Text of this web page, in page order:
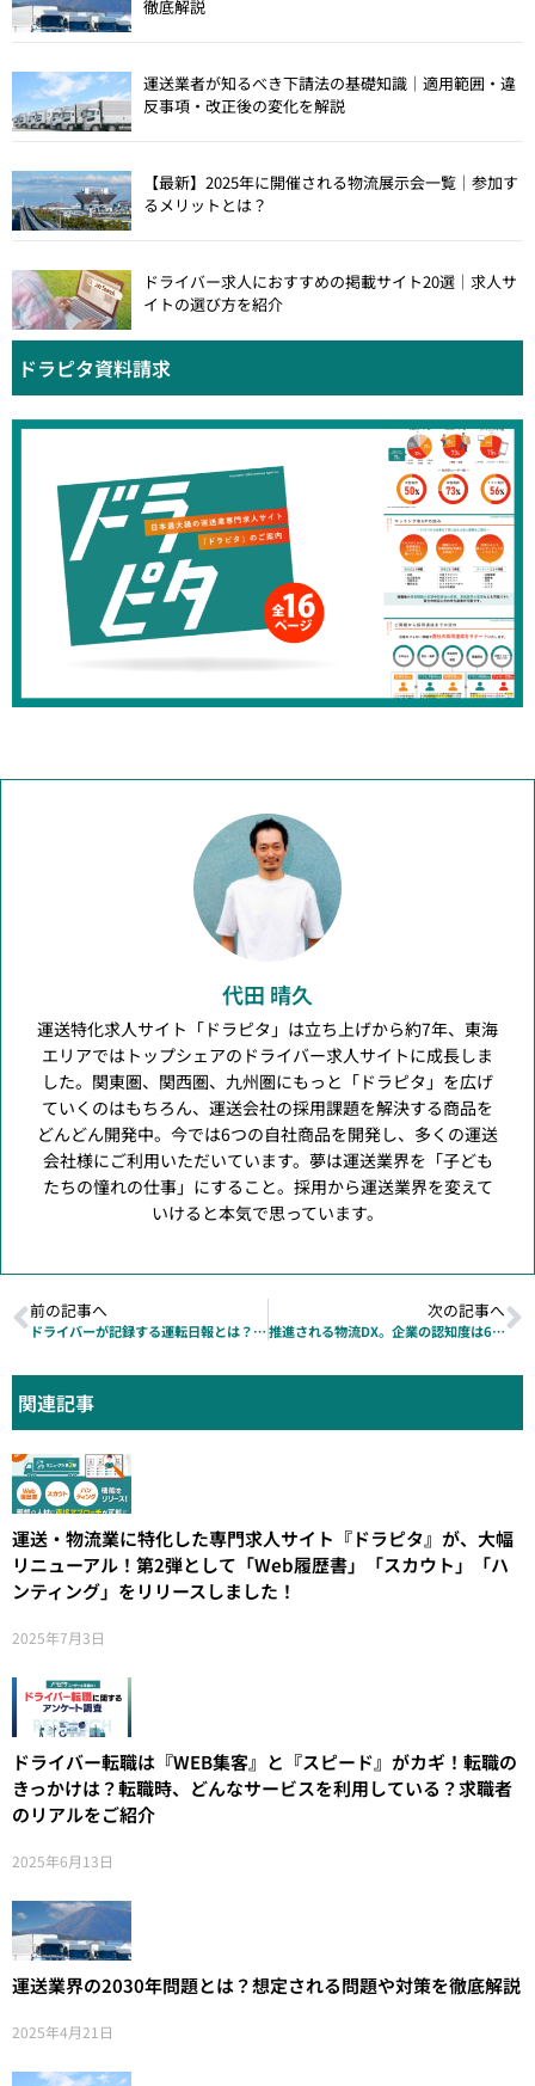
徹底解説
運送業者が知るべき下請法の基礎知識｜適用範囲・違
反事項・改正後の変化を解説
【最新】2025年に開催される物流展示会一覧｜参加す
るメリットとは？
ドライバー求人におすすめの掲載サイト20選｜求人サ
イトの選び方を紹介
ドラピタ資料請求
代田 晴久
運送特化求人サイト「ドラピタ」は立ち上げから約7年、東海
エリアではトップシェアのドライバー求人サイトに成長しま
した。関東圏、関西圏、九州圏にもっと「ドラピタ」を広げ
ていくのはもちろん、運送会社の採用課題を解決する商品を
どんどん開発中。今では6つの自社商品を開発し、多くの運送
会社様にご利用いただいています。夢は運送業界を「子ども
たちの憧れの仕事」にすること。採用から運送業界を変えて
いけると本気で思っています。
前の記事へ
ドライバーが記録する運転日報とは？｜法律上の義務や書き方について解説
次の記事へ
推進される物流DX。企業の認知度は6割弱…！？運送業界のDXに関する意識調査結果
関連記事
運送・物流業に特化した専門求人サイト『ドラピタ』が、大幅
リニューアル！第2弾として「Web履歴書」「スカウト」「ハ
ンティング」をリリースしました！
2025年7月3日
ドライバー転職は『WEB集客』と『スピード』がカギ！転職の
きっかけは？転職時、どんなサービスを利用している？求職者
のリアルをご紹介
2025年6月13日
運送業界の2030年問題とは？想定される問題や対策を徹底解説
2025年4月21日